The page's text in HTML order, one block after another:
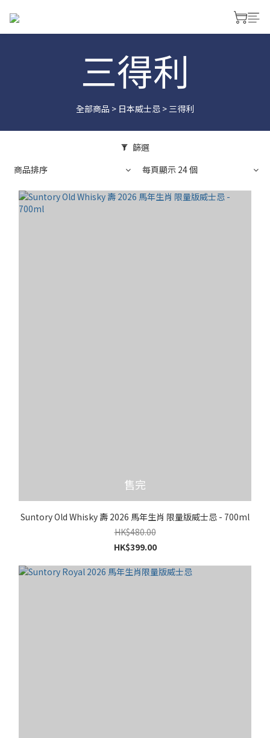
三得利
全部商品 > 日本威士忌 > 三得利
篩選
商品排序
每頁顯示 24 個
售完
Suntory Old Whisky 壽 2026 馬年生肖 限量版威士忌 - 700ml
HK$480.00
HK$399.00